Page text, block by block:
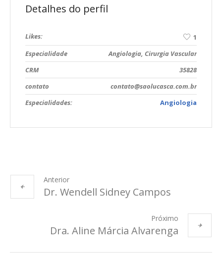
Detalhes do perfil
Likes:
1
Especialidade
Angiologia, Cirurgia Vascular
CRM
35828
contato
contato@saolucasca.com.br
Especialidades:
Angiologia
Anterior
Dr. Wendell Sidney Campos
Próximo
Dra. Aline Márcia Alvarenga